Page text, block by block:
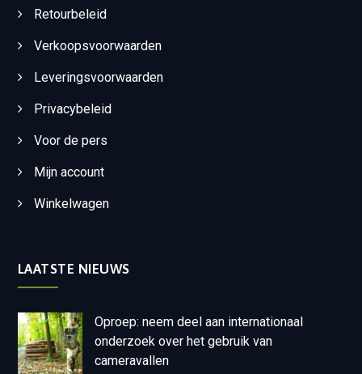
Retourbeleid
Verkoopsvoorwaarden
Leveringsvoorwaarden
Privacybeleid
Voor de pers
Mijn account
Winkelwagen
LAATSTE NIEUWS
Oproep: neem deel aan internationaal
onderzoek over het gebruik van
cameravallen